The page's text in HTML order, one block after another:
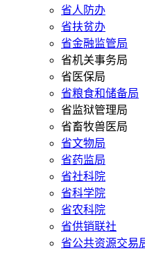
省人防办
省扶贫办
省金融监管局
省机关事务局
省医保局
省粮食和储备局
省监狱管理局
省畜牧兽医局
省文物局
省药监局
省社科院
省科学院
省农科院
省供销联社
省公共资源交易